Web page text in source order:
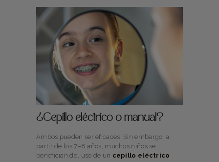
¿Cepillo eléctrico o manual?
Ambos pueden ser eficaces. Sin embargo, a
partir de los 7–8 años, muchos niños se
benefician del uso de un cepillo eléctrico